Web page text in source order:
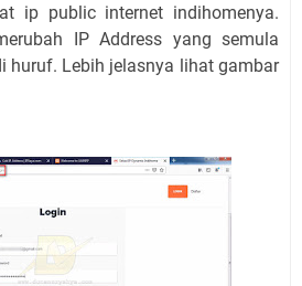
ip public internet indihomenya.
IP Address yang semula
huruf. Lebih jelasnya lihat gambar